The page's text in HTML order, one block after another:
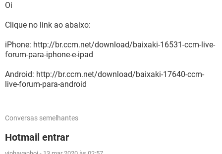
Oi
Clique no link ao abaixo:
iPhone: http://br.ccm.net/download/baixaki-16531-ccm-live-
forum-para-iphone-e-ipad
Android: http://br.ccm.net/download/baixaki-17640-ccm-
live-forum-para-android
Conversas semelhantes
Hotmail entrar